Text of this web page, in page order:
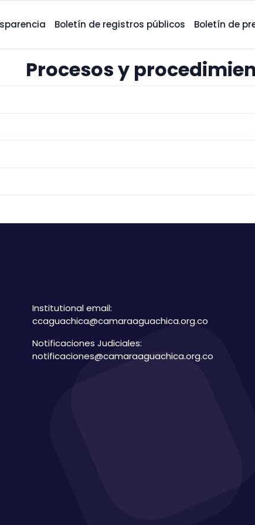
Boletín de registros públicos Boletín de
Procesos y
Institutional email:
ccaguachica@camaraaguachica.org.co
Notificaciones Judiciales:
notificaciones@camaraaguachica.org.co